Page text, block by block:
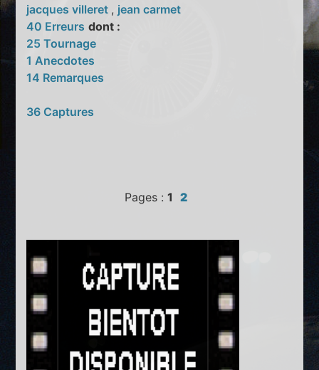
jacques villeret , jean carmet
40 Erreurs dont :
25 Tournage
1 Anecdotes
14 Remarques
36 Captures
Pages : 1 2